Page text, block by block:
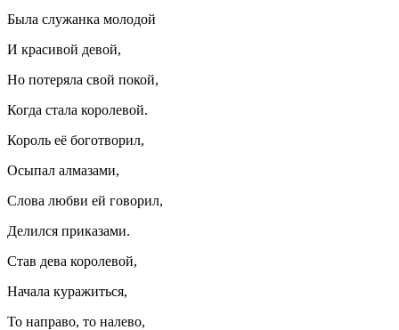
Была служанка молодой
И красивой девой,
Но потеряла свой покой,
Когда стала королевой.
Король её боготворил,
Осыпал алмазами,
Слова любви ей говорил,
Делился приказами.
Став дева королевой,
Начала куражиться,
То направо, то налево,